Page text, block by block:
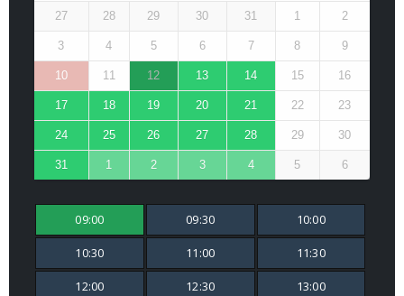
27 28 29 30 31 1 2
3 4 5 6 7 8 9
10 11 12 13 14 15 16
17 18 19 20 21 22 23
24 25 26 27 28 29 30
31 1 2 3 4 5 6
09:00 09:30 10:00
10:30 11:00 11:30
12:00 12:30 13:00